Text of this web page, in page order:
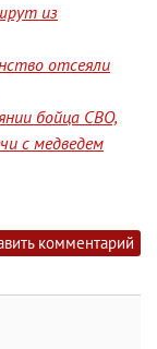
из
отсеяли
бойца СВО,
с медведем
комментарий